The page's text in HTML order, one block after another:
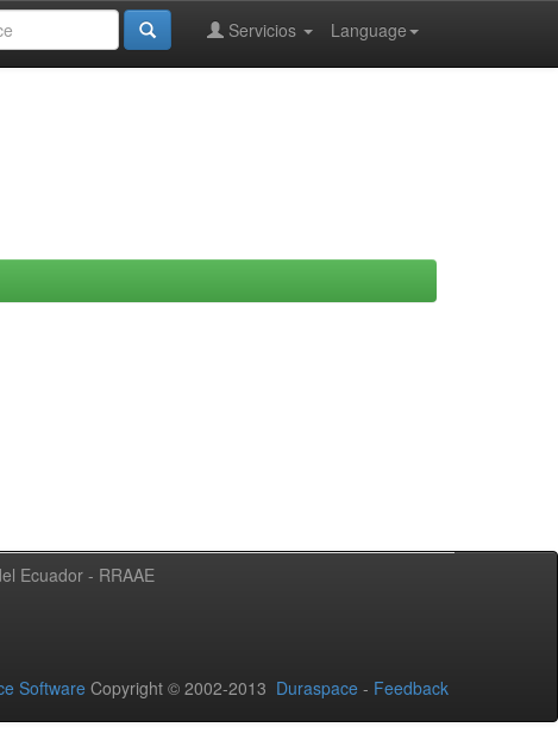
Language
Servicios
Ecuador - RRAAE
Software Copyright © 2002-2013 Duraspace - Feedback